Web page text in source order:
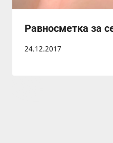
Равносметка за
24.12.2017